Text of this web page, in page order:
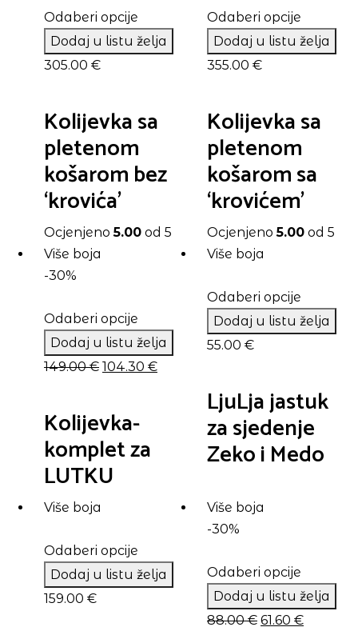
Odaberi opcije
Dodaj u listu želja
305.00 €
Kolijevka sa
pletenom
košarom bez
‘krovića’
Ocjenjeno5.00 od 5
Odaberi opcije
Dodaj u listu želja
355.00 €
Kolijevka sa
pletenom
košarom sa
‘krovićem’
Ocjenjeno5.00 od 5
Više boja
-30%
Odaberi opcije
Dodaj u listu želja
149.00€ Izvorna
je:
149.00 €.
104.30 €Trenutna
104.30 €.
Kolijevka-
komplet za
LUTKU
Više boja
Odaberi opcije
Dodaj u listu želja
55.00 €
LjuLja jastuk
za sjedenje
Zeko i Medo
Više boja
Odaberi opcije
Dodaj u listu želja
159.00 €
Više boja
-30%
Odaberi opcije
Dodaj u listu želja
88.00€ Izvorna
61.60 €